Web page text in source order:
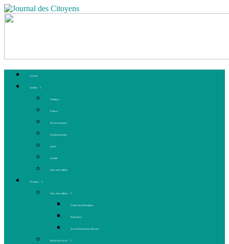
Accueil
Articles
Politique
Culture
Environnement
Communautaire
Santé
Société
Club Ado Média
Dossiers
Club Ado Média
Vidéo de présentation
Historique
Journal des jeunes citoyens
Rivière du Nord